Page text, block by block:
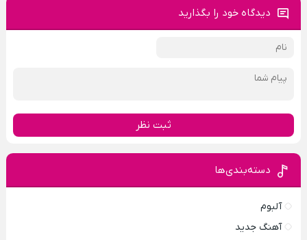
دیدگاه خود را بگذارید
ثبت نظر
دسته‌بندی‌ها
آلبوم
آهنگ جدید